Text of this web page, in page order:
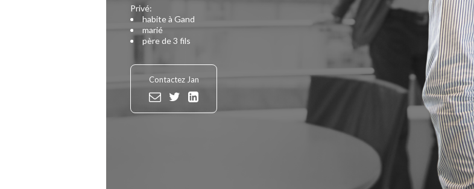
Privé:
habite à Gand
marié
père de 3 fils
Contactez Jan